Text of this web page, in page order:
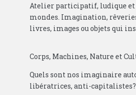
Atelier participatif, ludique et
mondes. Imagination,
livres, images ou objets qui
Corps, Machines, Nature et
Quels sont nos imaginaire
libératrices, anti-capitalistes?